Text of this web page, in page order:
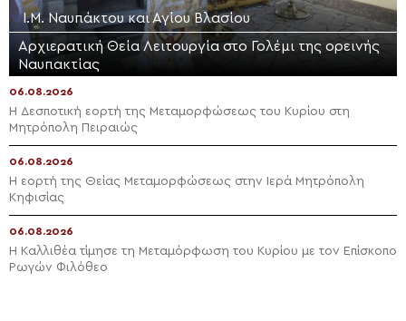
Ι.Μ. Ναυπάκτου και Αγίου Βλασίου
Αρχιερατική Θεία Λειτουργία στο Γολέμι της ορεινής
Ναυπακτίας
06.08.2026
Η Δεσποτική εορτή της Μεταμορφώσεως του Κυρίου στη
Μητρόπολη Πειραιώς
06.08.2026
Η εορτή της Θείας Μεταμορφώσεως στην Ιερά Μητρόπολη
Κηφισίας
06.08.2026
Η Καλλιθέα τίμησε τη Μεταμόρφωση του Κυρίου με τον Επίσκοπο
Ρωγών Φιλόθεο